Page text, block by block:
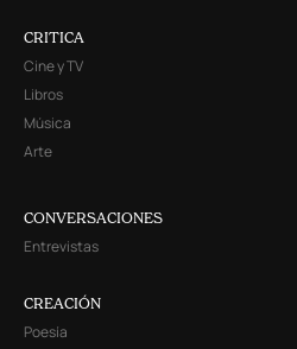
CRITICA
Cine y TV
Libros
Música
Arte
CONVERSACIONES
Entrevistas
CREACIÓN
Poesía